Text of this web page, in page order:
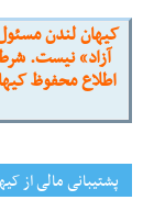
کیهان لندن
آزاد» نیست.
اطلاع محفوظ
پشتیبانی مالی از